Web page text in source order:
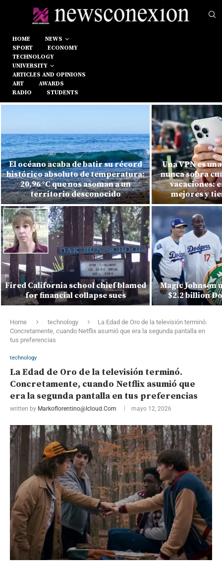
HOME
NEWS
SPORT
ECONOMY
TECHNOLOGY
UNIVERSITY
ARTICLES AND OPINIONS
ART
AWARDS
RADIO
STUDENTS
El océano acaba de batir su récord
histórico absoluto de temperatura:
20,96 °C que nos asoman a un
territorio desconocido
Fired California school chief blamed
for financial collapse sues
Una VPN es
nunca sobra
vacaciones:
mejores y
Magic Johnson
$2.2 billion
Home technology
La Edad de Oro de la televisión terminó.
Concretamente, cuando Netflix asumió que era la segunda pantalla en
tus preferencias
technology
La Edad de Oro de la televisión terminó.
Concretamente, cuando Netflix asumió que
era la segunda pantalla en tus preferencias
written by Markoflorentino@icloud.com mayo 12, 2026